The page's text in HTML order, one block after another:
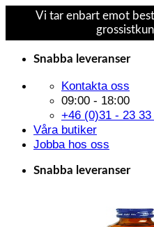
Vi tar enbart emot
Snabba leveranser
Kontakta oss
09:00 - 18:00
+46 (0)31 - 23 33
Våra butiker
Jobba hos oss
Snabba leveranser